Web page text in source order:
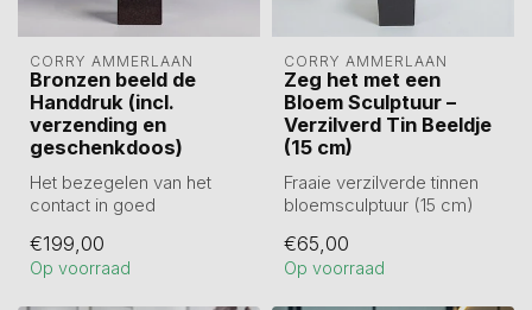
CORRY AMMERLAAN
Bronzen beeld de
Handdruk (incl.
verzending en
geschenkdoos)
Het bezegelen van het
contact in goed
bronzen beeld m...
€199,00
Op voorraad
CORRY AMMERLAAN
Zeg het met een
Bloem Sculptuur –
Verzilverd Tin Beeldje
(15 cm)
Fraaie verzilverde tinnen
bloemsculptuur (15 cm)
bli...
€65,00
Op voorraad